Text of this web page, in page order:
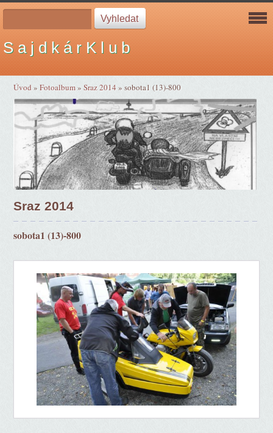
S a j d k á r K l u b
Úvod »Fotoalbum»Sraz 2014»sobota1 (13)-800
Sraz 2014
sobota1 (13)-800